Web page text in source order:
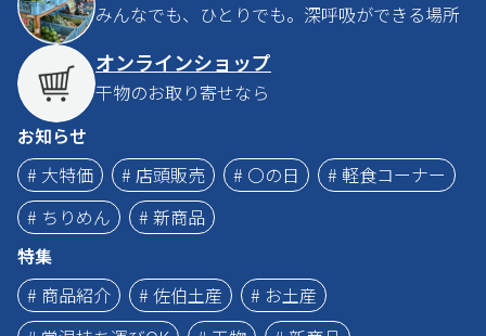
みんなでも、ひとりでも。深呼吸ができる場所
オンラインショップ
干物のお取り寄せなら
お知らせ
# 大特価
# 店頭販売 # 〇の日
# 軽食コーナー
# ちりめん
# 新商品
特集
# 商品紹介
# 佐伯土産
# お土産